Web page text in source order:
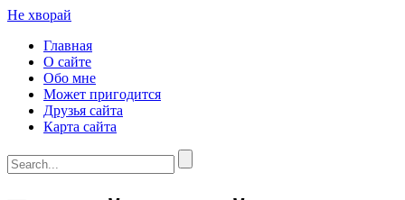
Не хворай
Главная
О сайте
Обо мне
Может пригодится
Друзья сайта
Карта сайта